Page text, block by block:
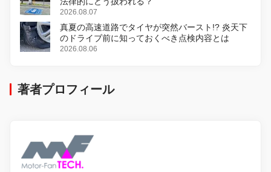
2026.08.07
真夏の高速道路でタイヤが突然バースト!? 炎天下
のドライブ前に知っておくべき点検内容とは
2026.08.06
著者プロフィール